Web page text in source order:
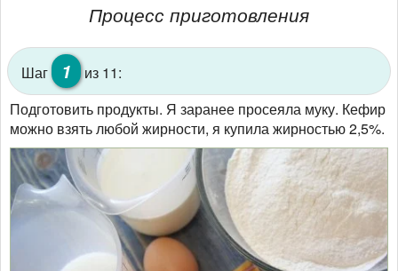
Процесс приготовления
Шаг 1
из 11:
Подготовить продукты. Я заранее просеяла муку. Кефир
можно взять любой жирности, я купила жирностью 2,5%.